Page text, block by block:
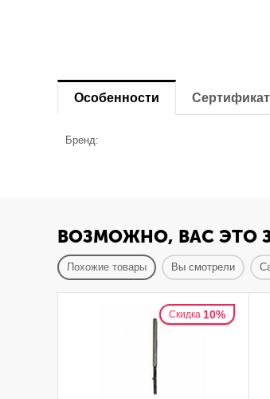
Особенности
Бренд:
ВОЗМОЖНО, ВАС ЭТО
Похожие товары Вы смотрели
Скидка 10%